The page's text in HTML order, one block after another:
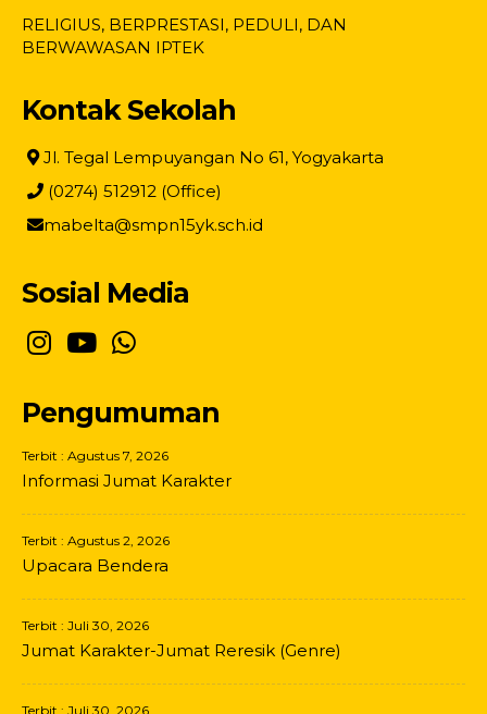
RELIGIUS, BERPRESTASI, PEDULI, DAN
BERWAWASAN IPTEK
Kontak Sekolah
Jl. Tegal Lempuyangan No 61, Yogyakarta
(0274) 512912 (Office)
mabelta@smpn15yk.sch.id
Sosial Media
Pengumuman
Terbit : Agustus 7, 2026
Informasi Jumat Karakter
Terbit : Agustus 2, 2026
Upacara Bendera
Terbit : Juli 30, 2026
Jumat Karakter-Jumat Reresik (Genre)
Terbit : Juli 30, 2026